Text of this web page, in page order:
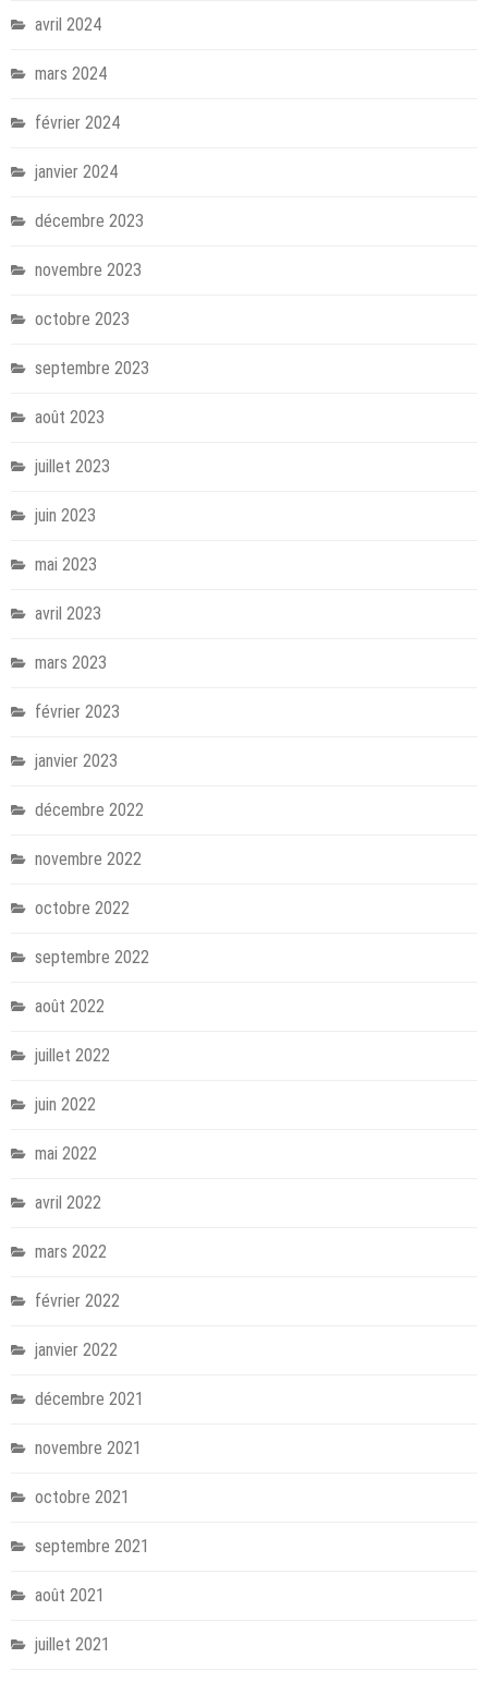
avril 2024
mars 2024
février 2024
janvier 2024
décembre 2023
novembre 2023
octobre 2023
septembre 2023
août 2023
juillet 2023
juin 2023
mai 2023
avril 2023
mars 2023
février 2023
janvier 2023
décembre 2022
novembre 2022
octobre 2022
septembre 2022
août 2022
juillet 2022
juin 2022
mai 2022
avril 2022
mars 2022
février 2022
janvier 2022
décembre 2021
novembre 2021
octobre 2021
septembre 2021
août 2021
juillet 2021